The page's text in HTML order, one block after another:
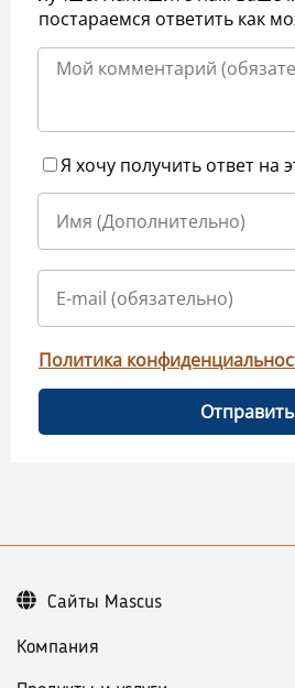
постараемся ответить как
Я хочу получить ответ на
Политика
Отправить
Компания
Сайты Mascus